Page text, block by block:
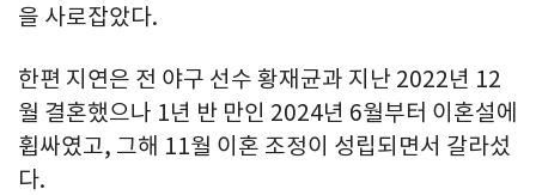
을 사로잡았다.
한편 지연은 전 야구 선수 황재균과 지난 2022년 12
월 결혼했으나 1년 반 만인 2024년 6월부터 이혼설에
휩싸였고, 그해 11월 이혼 조정이 성립되면서 갈라섰
다.